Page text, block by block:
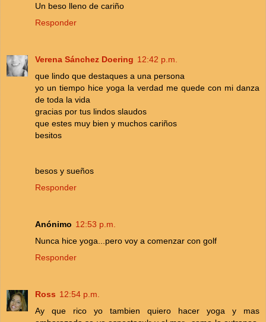
Un beso lleno de cariño
Responder
Verena Sánchez Doering 12:42 p.m.
que lindo que destaques a una persona
yo un tiempo hice yoga la verdad me quede con mi danza
de toda la vida
gracias por tus lindos slaudos
que estes muy bien y muchos cariños
besitos
besos y sueños
Responder
Anónimo 12:53 p.m.
Nunca hice yoga...pero voy a comenzar con golf
Responder
Ross 12:54 p.m.
Ay que rico yo tambien quiero hacer yoga y mas